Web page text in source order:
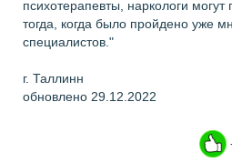
психотерапевты, наркологи
тогда, когда было пройдено уже
специалистов."
г. Таллинн
обновлено 29.12.2022